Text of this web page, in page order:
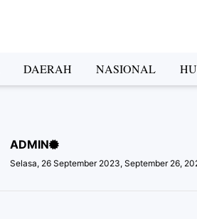
Header
DAERAH NASIONAL
ADMIN
Selasa, 26 September 2023, September 26,